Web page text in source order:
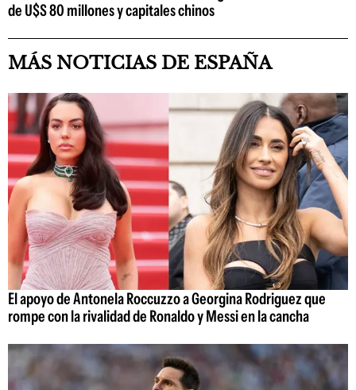
de U$S 80 millones y capitales chinos
MÁS NOTICIAS DE ESPAÑA
El apoyo de Antonela Roccuzzo a Georgina Rodriguez que
rompe con la rivalidad de Ronaldo y Messi en la cancha